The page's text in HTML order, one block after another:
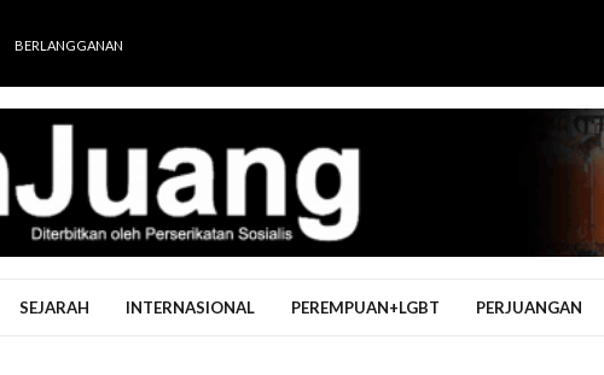
BERLANGGANAN
SEJARAH INTERNASIONAL PEREMPUAN+LGBT PERJUANGAN